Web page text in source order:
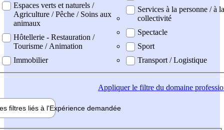
Espaces verts et naturels /
Agriculture / Pêche / Soins aux
animaux
Hôtellerie - Restauration /
Tourisme / Animation
Immobilier
Services à la personne / à la
collectivité
Spectacle
Sport
Transport / Logistique
Appliquerle filtre du domaine
filtres liés à l'Expérience demandée